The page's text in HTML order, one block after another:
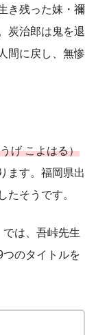
き残った妹・禰
炭治郎は鬼を退
間に戻し、無惨
げ こよはる）
ます。福岡県出
たそうです。
は、吾峠先生
のタイトルを